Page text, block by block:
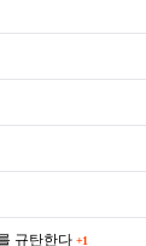
규탄한다 +1